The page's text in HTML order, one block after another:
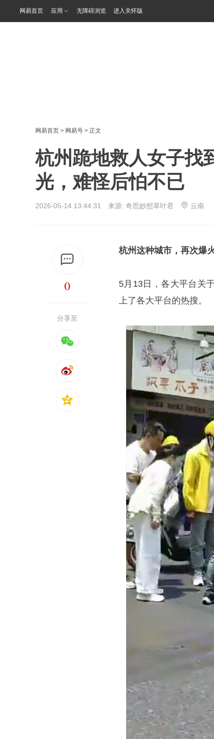
网易首页 应用 无障碍浏览 进入关怀版
网易首页 > 网易号 > 正文
杭州跪地救人女子找
光，难怪后怕不已
2026-05-14 13:44:31 来源: 奇思妙想草叶君 云南
0
分享至
杭州这种城市，再次爆
5月13日，各大平台关
上了各大平台的热搜。